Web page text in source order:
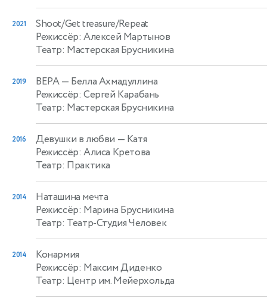
2021
Shoot/Get treasure/Repeat
Режиссёр: Алексей Мартынов
Театр: Мастерская Брусникина
2019 ВЕРА— Белла Ахмадуллина
Режиссёр: Сергей Карабань
Театр: Мастерская Брусникина
2016 Девушки в любви — Катя
Режиссёр: Алиса Кретова
Театр: Практика
2014
Наташина мечта
Режиссёр: Марина Брусникина
Театр: Театр-Студия Человек
2014
Конармия
Режиссёр: Максим Диденко
Театр: Центр им. Мейерхольда